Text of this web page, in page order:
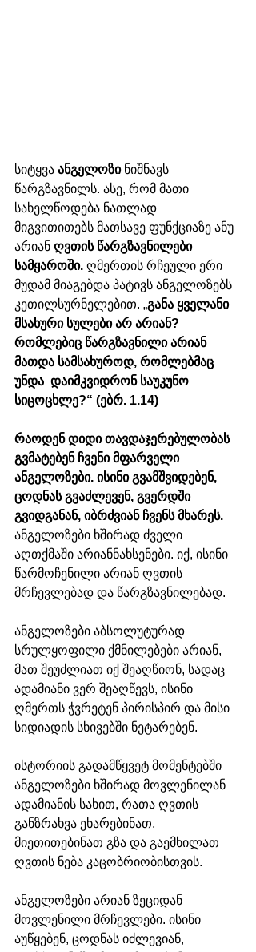
სიტყვა ანგელოზი ნიშნავს
წარგზავნილს. ასე, რომ მათი
სახელწოდება ნათლად
მიგვითითებს მათსავე ფუნქციაზე ანუ
არიან ღვთის წარგზავნილები
სამყაროში. ღმერთის რჩეული ერი
მუდამ მიაგებდა პატივს ანგელოზებს
კეთილსურნელებით. „განა ყველანი
მსახური სულები არ არიან?
რომლებიც წარგზავნილი არიან
მათდა სამსახუროდ, რომლებმაც
უნდა  დაიმკვიდრონ საუკუნო
სიცოცხლე?“ (ებრ. 1.14)
რაოდენ დიდი თავდაჯერებულობას
გვმატებენ ჩვენი მფარველი
ანგელოზები. ისინი გვამშვიდებენ,
ცოდნას გვაძლევენ, გვერდში
გვიდგანან, იბრძვიან ჩვენს მხარეს.
ანგელოზები ხშირად ძველი
აღთქმაში არიანნახსენები. იქ, ისინი
წარმოჩენილი არიან ღვთის
მრჩევლებად და წარგზავნილებად.
ანგელოზები აბსოლუტურად
სრულყოფილი ქმნილებები არიან,
მათ შეუძლიათ იქ შეაღწიონ, სადაც
ადამიანი ვერ შეაღწევს, ისინი
ღმერთს ჭვრეტენ პირისპირ და მისი
სიდიადის სხივებში ნეტარებენ.
ისტორიის გადამწყვეტ მომენტებში
ანგელოზები ხშირად მოვლენილან
ადამიანის სახით, რათა ღვთის
განზრახვა ეხარებინათ,
მიეთითებინათ გზა და გაემხილათ
ღვთის ნება კაცობრიობისთვის.
ანგელოზები არიან ზეციდან
მოვლენილი მრჩევლები. ისინი
აუწყებენ, ცოდნას იძლევიან,